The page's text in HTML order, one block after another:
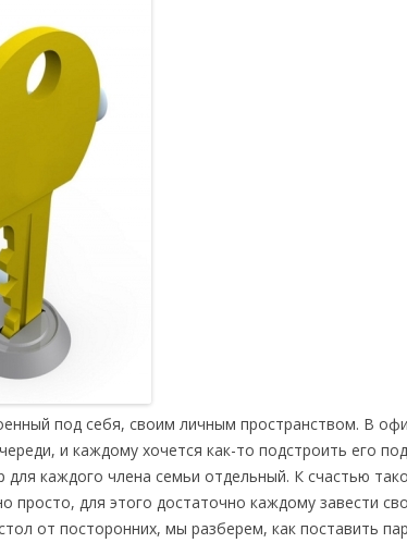
под себя, своим личным пространством. В
и каждому хочется как-то подстроить его
каждого члена семьи отдельный. К счастью
просто, для этого достаточно каждому завести
от посторонних, мы разберем, как поставить